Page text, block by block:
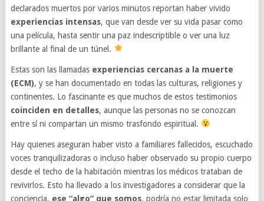
declarados muertos por varios minutos reportan haber vivido
experiencias intensas, que van desde ver su vida pasar como
una película, hasta sentir una paz indescriptible o ver una luz
brillante al final de un túnel.
Estas son las llamadas experiencias cercanas a la muerte
(ECM), y se han documentado en todas las culturas, religiones y
continentes. Lo fascinante es que muchos de estos testimonios
coinciden en detalles, aunque las personas no se conozcan
entre sí ni compartan un mismo trasfondo espiritual.
Hay quienes aseguran haber visto a familiares fallecidos, escuchado
voces tranquilizadoras o incluso haber observado su propio cuerpo
desde el techo de la habitación mientras los médicos trataban de
revivirlos. Esto ha llevado a los investigadores a considerar que la
conciencia, ese “algo” que somos, podría no estar limitada solo